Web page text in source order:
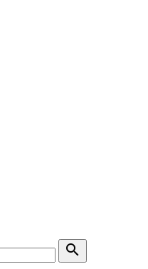
search